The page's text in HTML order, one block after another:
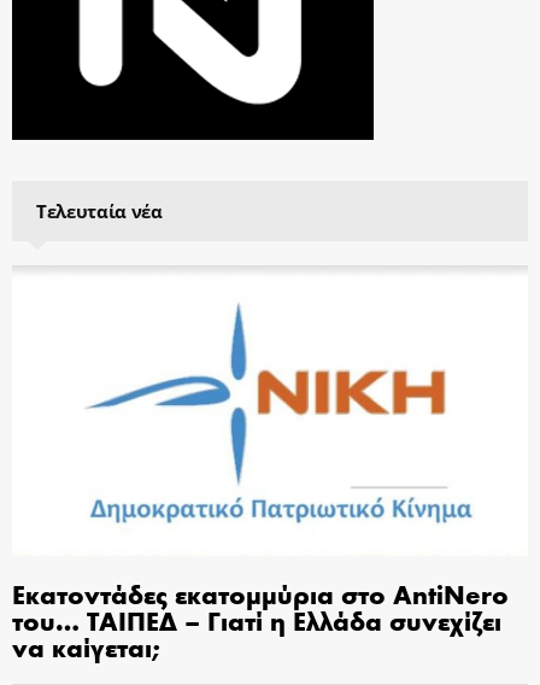
Τελευταία νέα
Εκατοντάδες εκατομμύρια στο AntiNero
του… ΤΑΙΠΕΔ – Γιατί η Ελλάδα συνεχίζει
να καίγεται;